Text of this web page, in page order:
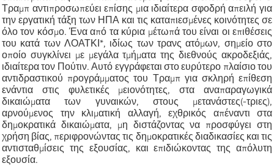
Τραμπ αντιπροσωπεύει επίσης μια ιδιαίτερα σφοδρή απειλή για
την εργατική τάξη των ΗΠΑ και τις καταπιεσμένες κοινότητες σε
όλο τον κόσμο. Ένα από τα κύρια μέτωπά του είναι οι επιθέσεις
του κατά των ΛΟΑΤΚΙ*, ιδίως των τρανς ατόμων, σημείο στο
οποίο συγκλίνει με μεγάλα τμήματα της διεθνούς ακροδεξιάς,
ιδιαίτερα τον Πούτιν. Αυτό εγγράφεται στο ευρύτερο πλαίσιο του
αντιδραστικού προγράμματος του Τραμπ για σκληρή επίθεση
ενάντια στις φυλετικές μειονότητες, στα αναπαραγωγικά
δικαιώματα των γυναικών, στους μετανάστες(-τριες),
αρνούμενος την κλιματική αλλαγή, εχθρικός απέναντι στα
δημοκρατικά δικαιώματα, μη διστάζοντας να προσφύγει στη
χρήση βίας, περιφρονώντας τις δημοκρατικές διαδικασίες και τις
αντισταθμίσεις της εξουσίας, και επιδιώκοντας της απόλυτη
εξουσία.